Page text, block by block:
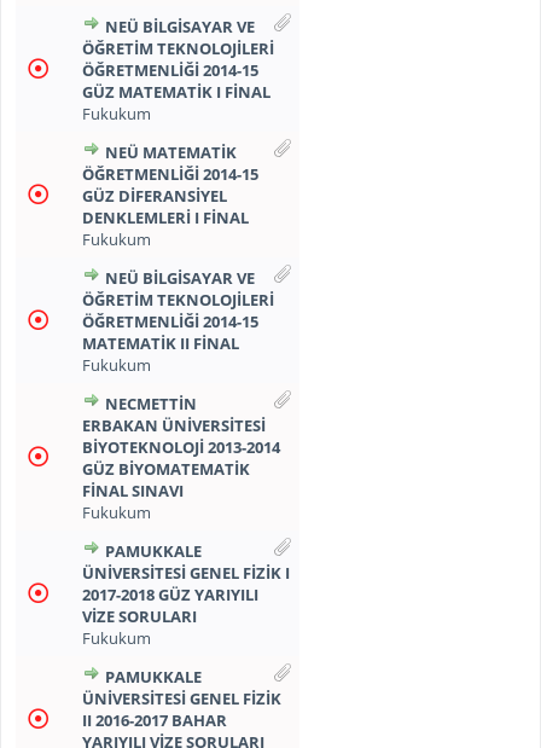
NEÜ BİLGİSAYAR VE
ÖĞRETİM TEKNOLOJİLERİ
ÖĞRETMENLİĞİ 2014-15
GÜZ MATEMATİK I FİNAL
Fukukum
NEÜ MATEMATİK
ÖĞRETMENLİĞİ 2014-15
GÜZ DİFERANSİYEL
DENKLEMLERİ I FİNAL
Fukukum
NEÜ BİLGİSAYAR VE
ÖĞRETİM TEKNOLOJİLERİ
ÖĞRETMENLİĞİ 2014-15
MATEMATİK II FİNAL
Fukukum
NECMETTİN
ERBAKAN ÜNİVERSİTESİ
BİYOTEKNOLOJİ 2013-2014
GÜZ BİYOMATEMATİK
FİNAL SINAVI
Fukukum
PAMUKKALE
ÜNİVERSİTESİ GENEL FİZİK I
2017-2018 GÜZ YARIYILI
VİZE SORULARI
Fukukum
PAMUKKALE
ÜNİVERSİTESİ GENEL FİZİK
II 2016-2017 BAHAR
YARIYILI VİZE SORULARI